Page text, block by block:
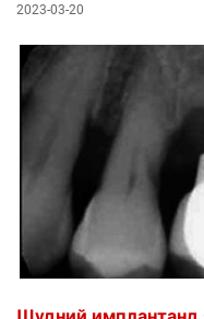
2023-03-20